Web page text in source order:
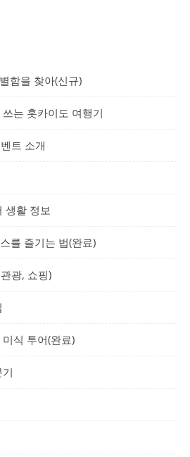
함을 찾아(신규)
는 홋카이도 여행기
트 소개
생활 정보
를 즐기는 법(완료)
광, 쇼핑)
식 투어(완료)